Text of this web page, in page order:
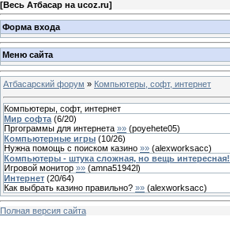
[Весь Атбасар на ucoz.ru]
Форма входа
Меню сайта
Атбасарский форум » Компьютеры, софт, интернет
Компьютеры, софт, интернет
Мир софта (6/20)
Пргограммы для интернета »» (poyehete05)
Компьютерные игры (10/26)
Нужна помощь с поиском казино »» (alexworksacc)
Компьютеры - штука сложная, но вещь интересная!
Игровой монитор »» (amna51942l)
Интернет (20/64)
Как выбрать казино правильно? »» (alexworksacc)
Полная версия сайта